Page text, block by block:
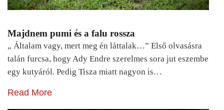
Majdnem pumi és a falu rossza
„ Általam vagy, mert meg én láttalak…” Első olvasásra
talán furcsa, hogy Ady Endre szerelmes sora jut eszembe
egy kutyáról. Pedig Tisza miatt nagyon is…
Read More